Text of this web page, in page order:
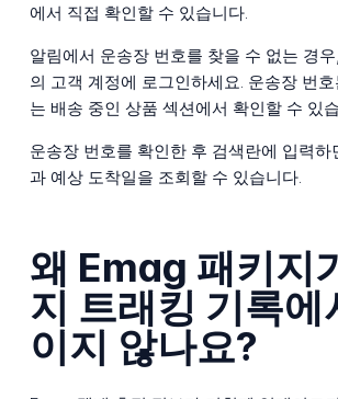
에서 직접 확인할 수 있습니다.
알림에서 운송장 번호를 찾을 수 없는 경
의 고객 계정에 로그인하세요. 운송장 번
는 배송 중인 상품 섹션에서 확인할 수 있
운송장 번호를 확인한 후 검색란에 입력하
과 예상 도착일을 조회할 수 있습니다.
왜 Emag 패키지
지 트래킹 기록에
이지 않나요?